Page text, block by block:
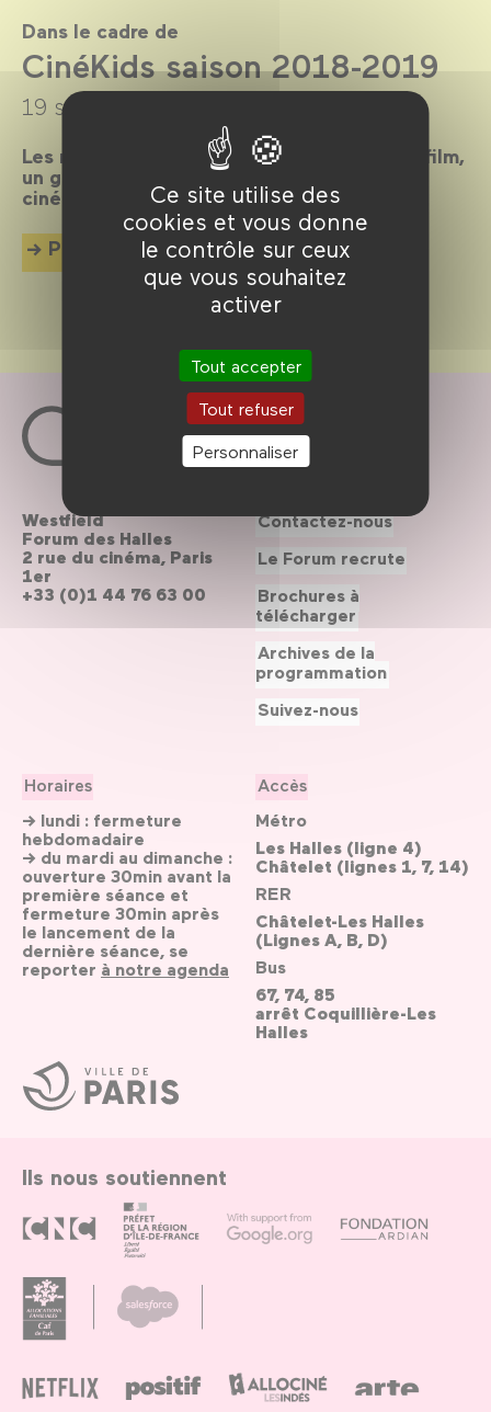
Ce site utilise des
cookies et vous donne
le contrôle sur ceux
que vous souhaitez
activer
Tout accepter
Tout refuser
Personnaliser
Dans le cadre de
CinéKids saison 2018-2019
19 septembre 2018 →
Les mercredis et dimanches après-midi, un film,
un goûter et des animations pour tous les
cinéphiles en herbe de 18 mois à 8 ans !
Plus d'info
Ville
de
Paris
Westfield
Forum des Halles
2 rue du cinéma, Paris
1er
+33 (0)1 44 76 63 00
Horaires
→ lundi : fermeture
hebdomadaire
→ du mardi au dimanche :
ouverture 30min avant la
première séance et
fermeture 30min après
le lancement de la
dernière séance, se
reporter à notre agenda
Accès
Métro
Les Halles (ligne 4)
Châtelet (lignes 1, 7, 14)
RER
Châtelet-Les Halles
(Lignes A, B, D)
Bus
67, 74, 85
arrêt Coquillière-Les
Halles
Contactez-nous
Le Forum recrute
Brochures à
télécharger
Archives de la
programmation
Suivez-nous
Ils nous soutiennent